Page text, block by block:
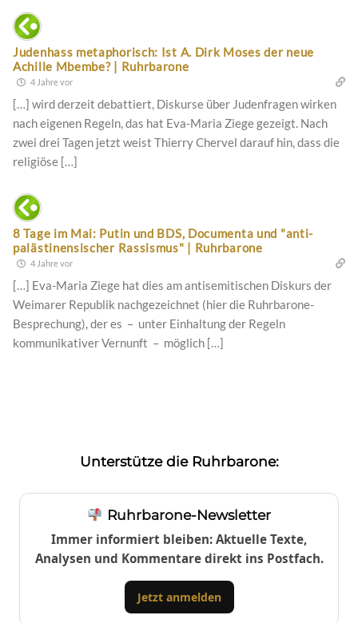
Judenhass metaphorisch: Ist A. Dirk Moses der neue
Achille Mbembe? | Ruhrbarone
4 Jahre vor
[…] wird derzeit debattiert, Diskurse über Judenfragen wirken
nach eigenen Regeln, das hat Eva-Maria Ziege gezeigt. Nach
zwei drei Tagen jetzt weist Thierry Chervel darauf hin, dass die
religiöse […]
8 Tage im Mai: Putin und BDS, Documenta und "anti-
palästinensischer Rassismus" | Ruhrbarone
4 Jahre vor
[…] Eva-Maria Ziege hat dies am antisemitischen Diskurs der
Weimarer Republik nachgezeichnet (hier die Ruhrbarone-
Besprechung), der es – unter Einhaltung der Regeln
kommunikativer Vernunft – möglich […]
Unterstütze die Ruhrbarone:
Ruhrbarone-Newsletter
Immer informiert bleiben: Aktuelle Texte,
Analysen und Kommentare direkt ins Postfach.
Jetzt anmelden